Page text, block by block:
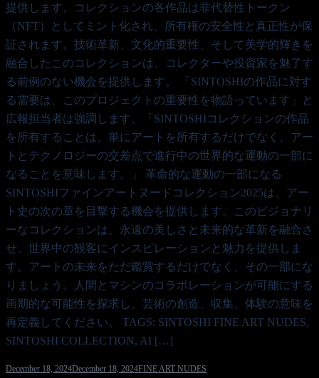
提供します。コレクションの各作品は非代替性トークン
（NFT）としてミント化され、所有権の安全性と真正性が保
証されます。技術革新、文化的重要性、そして美学的輝きを
融合したこのコレクションは、コレクターや投資家を魅了す
る前例のない機会を提供します。 「SINTOSHIの作品に対す
る需要は、このプロジェクトの重要性を物語っています」と
広報担当者は強調します。「SINTOSHIコレクションの作品
を所有することは、単にアートを所有するだけでなく、アー
トとテクノロジーの交差点で進行中の世界的な運動の一部に
なることを意味します。」 革命的な運動の一部になる
SINTOSHIファインアートヌードコレクション2025は、アー
ト史の次の章を目撃する機会を提供します。このビジョナリ
ーなコレクションは、永遠の美しさと未来的な革新を融合さ
せ、世界中の観客にインスピレーションと魅力を提供しま
す。アートの未来をただ鑑賞するだけでなく、その一部にな
りましょう。人間とマシンのコラボレーションが可能にする
画期的な可能性を探求し、芸術の創造、収集、体験の意味を
再定義してください。 TAGS: SINTOSHI FINE ART NUDES,
SINTOSHI COLLECTION, AI […]
December 18, 2024December 18, 2024FINE ART NUDES